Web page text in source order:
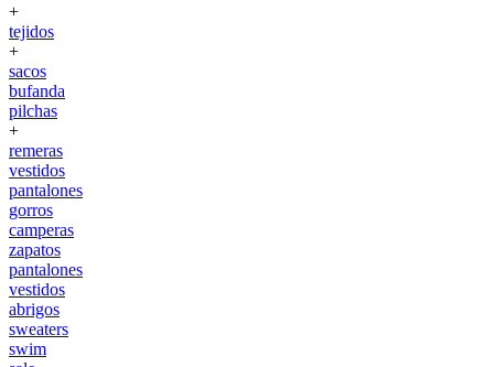
+
tejidos
+
sacos
bufanda
pilchas
+
remeras
vestidos
pantalones
gorros
camperas
zapatos
pantalones
vestidos
abrigos
sweaters
swim